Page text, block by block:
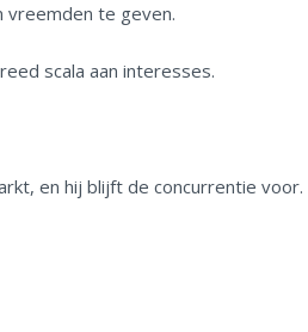
vreemden te geven.
scala aan interesses.
en hij blijft de concurrentie voor.